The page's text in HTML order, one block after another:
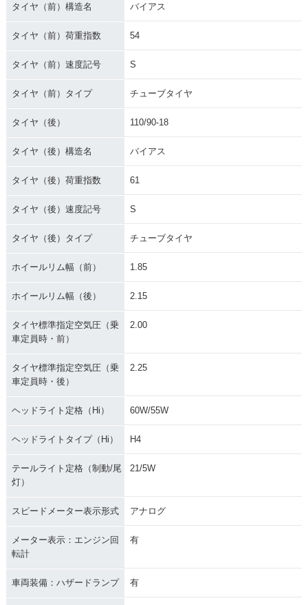
タイヤ（前）構造名 バイアス
タイヤ（前）荷重指数 54
タイヤ（前）速度記号 S
タイヤ（前）タイプ チューブタイヤ
タイヤ（後） 110/90-18
タイヤ（後）構造名 バイアス
タイヤ（後）荷重指数 61
タイヤ（後）速度記号 S
タイヤ（後）タイプ チューブタイヤ
ホイールリム幅（前） 1.85
ホイールリム幅（後） 2.15
タイヤ標準指定空気圧（乗
車定員時・前）
2.00
タイヤ標準指定空気圧（乗
車定員時・後）
2.25
ヘッドライト定格（Hi） 60W/55W
ヘッドライトタイプ（Hi） H4
テールライト定格（制動/尾
灯）
21/5W
スピードメーター表示形式 アナログ
メーター表示：エンジン回
転計
有
車両装備：ハザードランプ 有